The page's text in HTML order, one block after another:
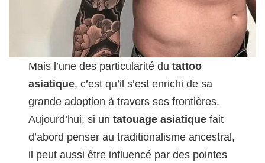
Mais l’une des particularité dutattoo
asiatique, c’est qu’il s’est enrichi de sa
grande adoption à travers ses frontières.
Aujourd’hui, si untatouage asiatique fait
d’abord penser au traditionalisme ancestral,
il peut aussi être influencé par des pointes